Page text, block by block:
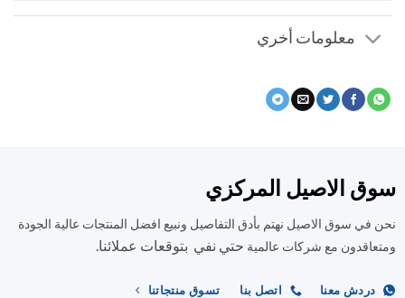
معلومات أخري
الاصيل المركزي
سوق الاصيل نهتم بأدق التفاصيل ونبيع افضل المنتجات عالية الجودة
مع شركات عالميةحتي نفي بتوقعات عملائنا.
دردش معنا اتصل بنا تسوق منتجاتنا